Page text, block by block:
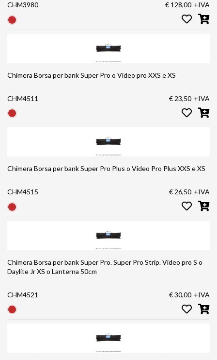
CHM3980 € 128,00 +IVA
Chimera Borsa per bank Super Pro o Video pro XXS e XS
CHM4511 € 23,50 +IVA
Chimera Borsa per bank Super Pro Plus o Video Pro Plus XXS e XS
CHM4515 € 26,50 +IVA
Chimera Borsa per bank Super Pro. Super Pro Strip. Video pro S o
Daylite Jr XS o Lanterna 50cm
CHM4521 € 30,00 +IVA